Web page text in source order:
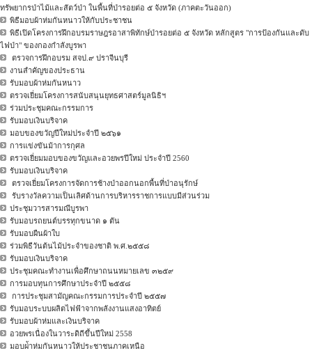
ทรัพยากรป่าไม้และสัตว์ป่า ในพื้นที่ป่ารอยต่อ ๕ จังหวัด (ภาคตะวันออก)
พิธีมอบผ้าห่มกันหนาวให้กับประชาชน
พิธีเปิดโครงการฝึกอบรมราษฎรอาสาพิทักษ์ป่ารอยต่อ ๕ จังหวัด หลักสูตร "การป้องกันและดับ
ไฟป่า" ของกองกำลังบูรพา
ตรวจการฝึกอบรม สจป.๙ ปราจีนบุรี
งานสำคัญของประธาน
รับมอบผ้าห่มกันหนาว
ตรวจเยี่ยมโครงการสนับสนุนยุทธศาสตร์มูลนิธิฯ
ร่วมประชุมคณะกรรมการ
รับมอบเงินบริจาค
มอบของขวัญปีใหม่ประจำปี ๒๕๖๑
การแข่งขันม้าการกุศล
ตรวจเยี่ยมมอบของขวัญและอวยพรปีใหม่ ประจำปี 2560
รับมอบเงินบริจาค
ตรวจเยี่ยมโครงการจัดการช้างป่าออกนอกพื้นที่ป่าอนุรักษ์
รับรางวัลความเป็นเลิศด้านการบริหารราชการแบบมีส่วนร่วม
ประชุมวารสารมณีบูรพา
รับมอบรถยนต์บรรทุกขนาด ๑ ตัน
รับมอบผืนผ้าใบ
ร่วมพิธีวันต้นไม้ประจำของชาติ พ.ศ.๒๕๕๘
รับมอบเงินบริจาค
ประชุมคณะทำงานเพื่อศึกษาถนนหมายเลข ๓๒๕๙
การมอบทุนการศึกษาประจำปี ๒๕๕๘
การประชุมสามัญคณะกรรมการประจำปี ๒๕๕๗
รับมอบระบบผลิตไฟฟ้าจากพลังงานแสงอาทิตย์
รับมอบผ้าห่มและเงินบริจาค
อวยพรเนื่องในวาระดิถีขึ้นปีใหม่ 2558
มอบผ่้าห่มกันหนาวให้ประชาชนภาคเหนือ